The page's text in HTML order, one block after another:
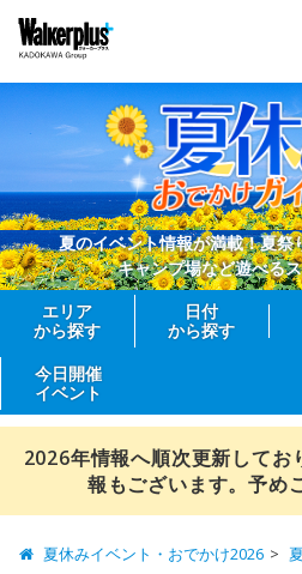
夏のイベント情報が満載！夏祭
キャンプ場など遊べる
エリア
から探す
日付
から探す
今日開催
イベント
2026年情報へ順次更新してお
報もございます。予め
夏休みイベント・おでかけ2026